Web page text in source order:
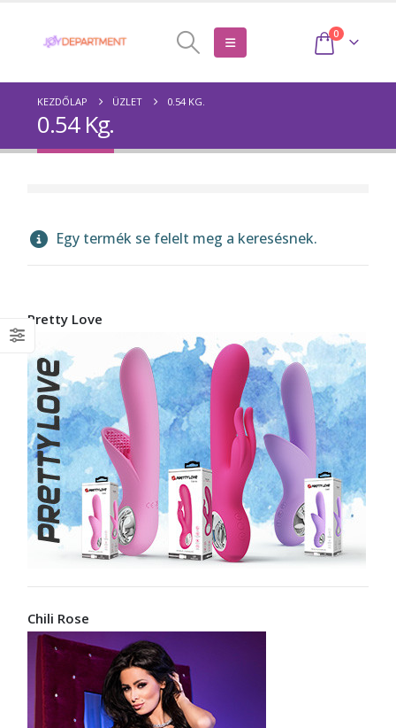
0
KEZDŐLAP ÜZLET 0.54 KG.
0.54 Kg.
Egy termék se felelt meg a keresésnek.
Pretty Love
Chili Rose